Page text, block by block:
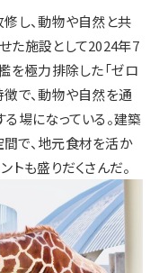
し、動物や自然と共
た施設として2024年7
を極力排除した「ゼロ
で、動物や自然を通
場になっている。建築
で、地元食材を活か
トも盛りだくさんだ。